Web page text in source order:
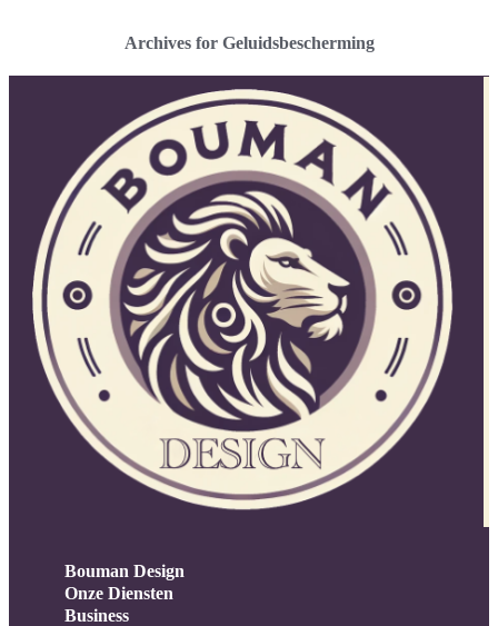
Archives for Geluidsbescherming
Bouman Design
Onze Diensten
Business